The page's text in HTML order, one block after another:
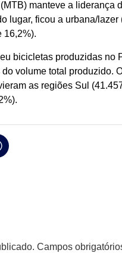
manteve a
lugar, ficou a urbana/
16,2%).
bicicletas produzidas no
volume total produzido.
as regiões Sul
Campos